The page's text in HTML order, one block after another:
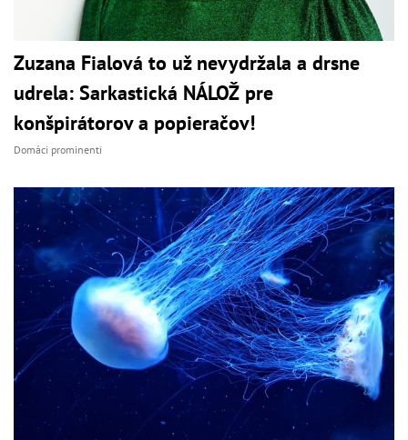
Zuzana Fialová to už nevydržala a drsne
udrela: Sarkastická NÁLOŽ pre
konšpirátorov a popieračov!
Domáci prominenti